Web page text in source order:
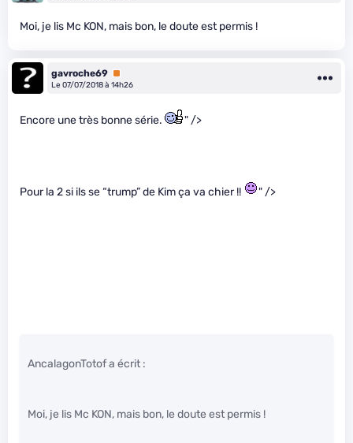
Moi, je lis Mc KON, mais bon, le doute est permis !
gavroche69 Premium
Le 07/07/2018 à 14h26
Encore une très bonne série. " />
Pour la 2 si ils se “trump” de Kim ça va chier !! " />
AncalagonTotof a écrit :
Moi, je lis Mc KON, mais bon, le doute est permis !